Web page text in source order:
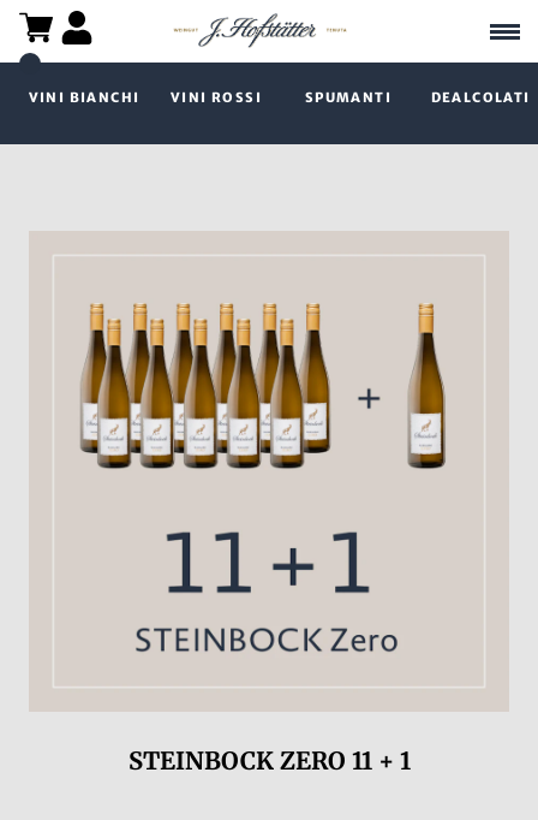
VINI BIANCHI VINI ROSSI SPUMANTI DEALCOLATI
STEINBOCK ZERO 11 + 1